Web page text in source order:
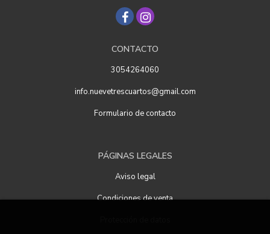
CONTACTO
3054264060
info.nuevetrescuartos@gmail.com
Formulario de contacto
PÁGINAS LEGALES
Aviso legal
Condiciones de venta